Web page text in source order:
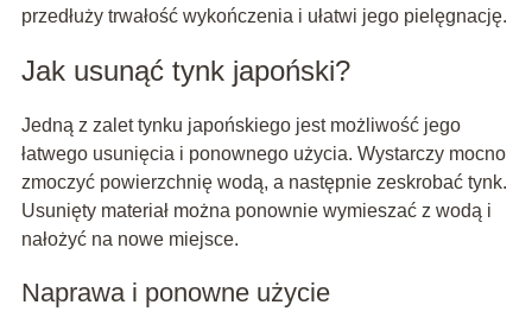
przedłuży trwałość wykończenia i ułatwi jego pielęgnację.
Jak usunąć tynk japoński?
Jedną z zalet tynku japońskiego jest możliwość jego
łatwego usunięcia i ponownego użycia. Wystarczy mocno
zmoczyć powierzchnię wodą, a następnie zeskrobać tynk.
Usunięty materiał można ponownie wymieszać z wodą i
nałożyć na nowe miejsce.
Naprawa i ponowne użycie